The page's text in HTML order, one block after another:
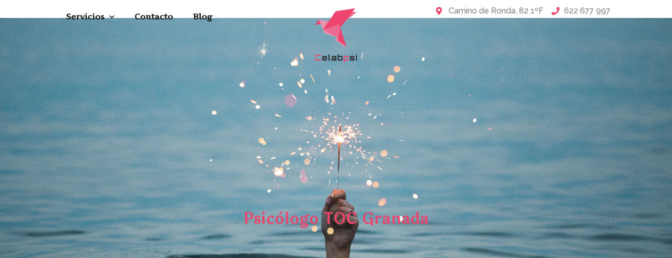
Servicios Contacto Blog
Camino de Ronda, 82 1ºF 622 677 997
Psicòlogo TOC Granada